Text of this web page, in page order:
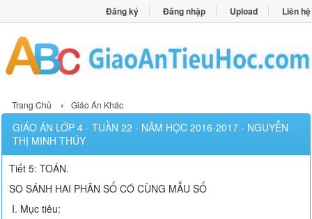
Đăng ký Đăng nhập Upload Liên hệ
Trang Chủ › Giáo Án Khác
GIÁO ÁN LỚP 4 - TUẦN 22 - NĂM HỌC 2016-2017 - NGUYỄN
THỊ MINH THÚY
Tiết 5: TOÁN.
SO SÁNH HAI PHÂN SỐ CÓ CÙNG MẪU SỐ
I. Mục tiêu: